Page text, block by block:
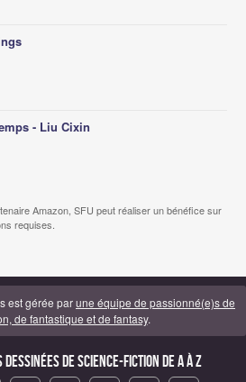
- Liu Cixin
Amazon, SFU peut réaliser un bénéfice sur
requises.
est gérée parune équipe de passionné(e)s de
de fantastique et de fantasy.
Dessinées de science-fiction de A à Z